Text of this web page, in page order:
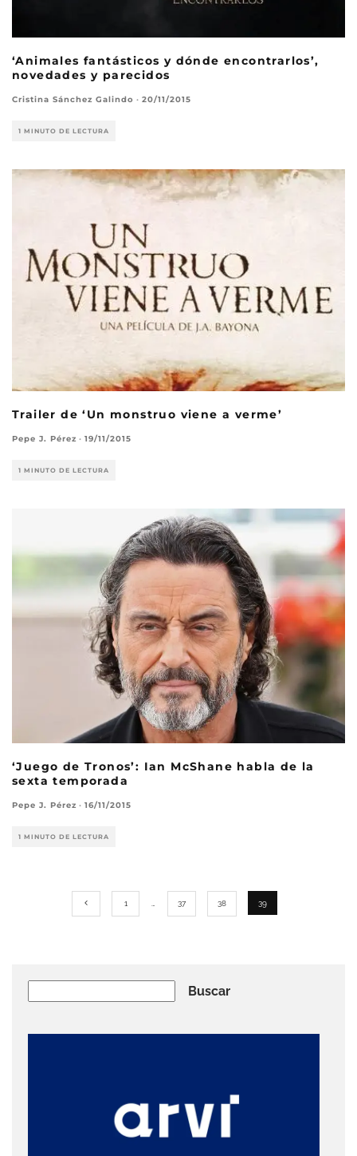
‘Animales fantásticos y dónde encontrarlos’,
novedades y parecidos
Cristina Sánchez Galindo · 20/11/2015
1 MINUTO DE LECTURA
Trailer de ‘Un monstruo viene a verme’
Pepe J. Pérez · 19/11/2015
1 MINUTO DE LECTURA
‘Juego de Tronos’: Ian McShane habla de la
sexta temporada
Pepe J. Pérez · 16/11/2015
1 MINUTO DE LECTURA
1 … 37 38 39
Buscar